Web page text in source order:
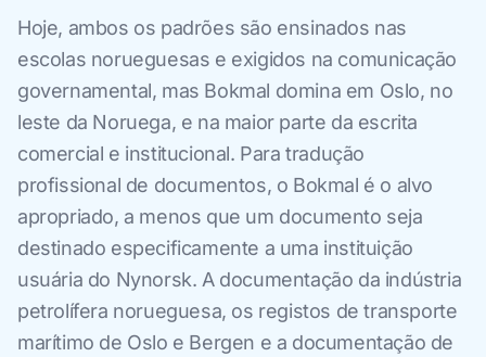
Hoje, ambos os padrões são ensinados nas
escolas norueguesas e exigidos na comunicação
governamental, mas Bokmal domina em Oslo, no
leste da Noruega, e na maior parte da escrita
comercial e institucional. Para tradução
profissional de documentos, o Bokmal é o alvo
apropriado, a menos que um documento seja
destinado especificamente a uma instituição
usuária do Nynorsk. A documentação da indústria
petrolífera norueguesa, os registos de transporte
marítimo de Oslo e Bergen e a documentação de